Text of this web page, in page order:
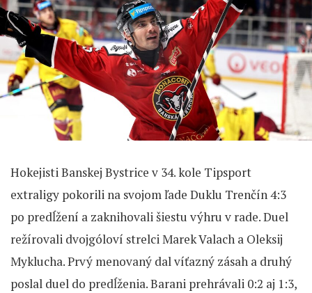
Hokejisti Banskej Bystrice v 34. kole Tipsport
extraligy pokorili na svojom ľade Duklu Trenčín 4:3
po predĺžení a zaknihovali šiestu výhru v rade. Duel
režírovali dvojgóloví strelci Marek Valach a Oleksij
Myklucha. Prvý menovaný dal víťazný zásah a druhý
poslal duel do predĺženia. Barani prehrávali 0:2 aj 1:3,